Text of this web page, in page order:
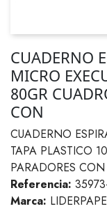
CUADERNO
MICRO
80GR
CON
CUADERNO
TAPA PLASTICO
PARADORES CON
Referencia:
Marca: